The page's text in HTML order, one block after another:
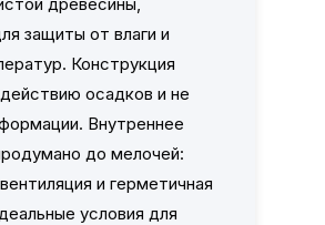
защиты от влаги и
Конструкция
осадков и не
Внутреннее
до мелочей:
и герметичная
условия для